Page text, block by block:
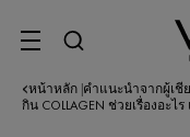
SITE MENU
หน้าหลัก คำแนะนำจากผู้เชี่
กิน COLLAGEN ช่วยเรื่องอะ